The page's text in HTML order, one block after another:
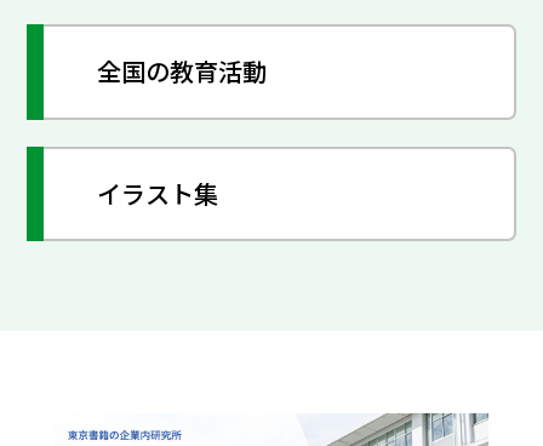
全国の教育活動
イラスト集